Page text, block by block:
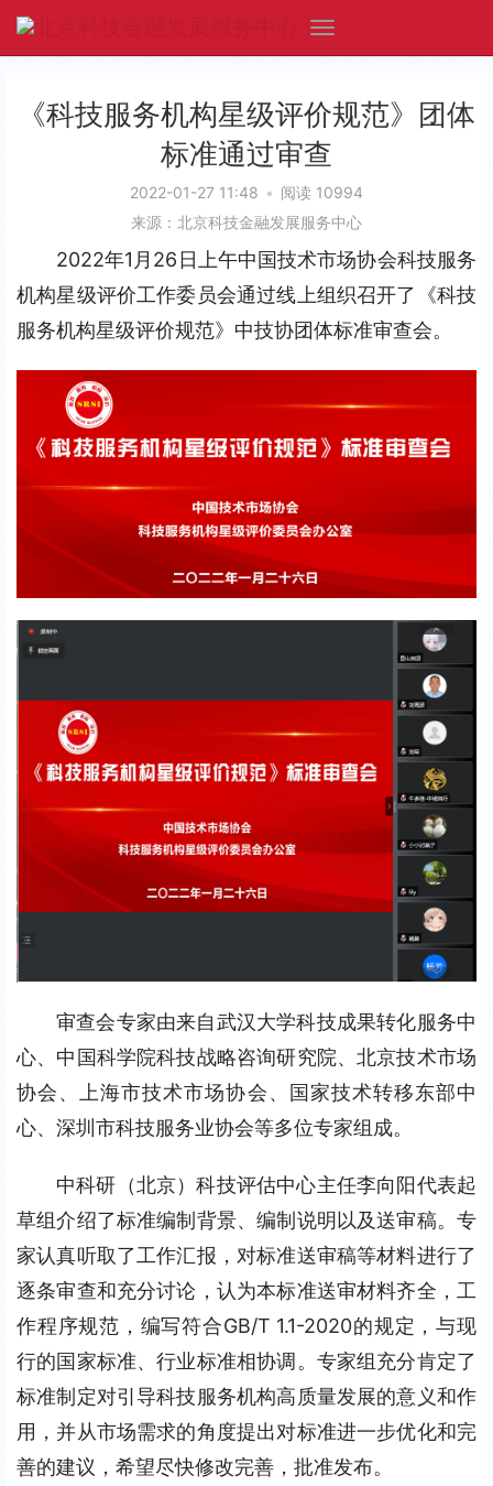
《科技服务机构星级评价规范》团体
标准通过审查
2022-01-27 11:48 • 阅读 10994
来源：北京科技金融发展服务中心
2022年1月26日上午中国技术市场协会科技服务
机构星级评价工作委员会通过线上组织召开了《科技
服务机构星级评价规范》中技协团体标准审查会。
审查会专家由来自武汉大学科技成果转化服务中
心、中国科学院科技战略咨询研究院、北京技术市场
协会、上海市技术市场协会、国家技术转移东部中
心、深圳市科技服务业协会等多位专家组成。
中科研（北京）科技评估中心主任李向阳代表起
草组介绍了标准编制背景、编制说明以及送审稿。专
家认真听取了工作汇报，对标准送审稿等材料进行了
逐条审查和充分讨论，认为本标准送审材料齐全，工
作程序规范，编写符合GB/T 1.1-2020的规定，与现
行的国家标准、行业标准相协调。专家组充分肯定了
标准制定对引导科技服务机构高质量发展的意义和作
用，并从市场需求的角度提出对标准进一步优化和完
善的建议，希望尽快修改完善，批准发布。